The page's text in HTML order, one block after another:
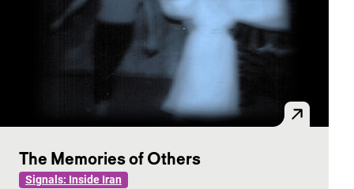
The Memories of Others
Signals: Inside Iran